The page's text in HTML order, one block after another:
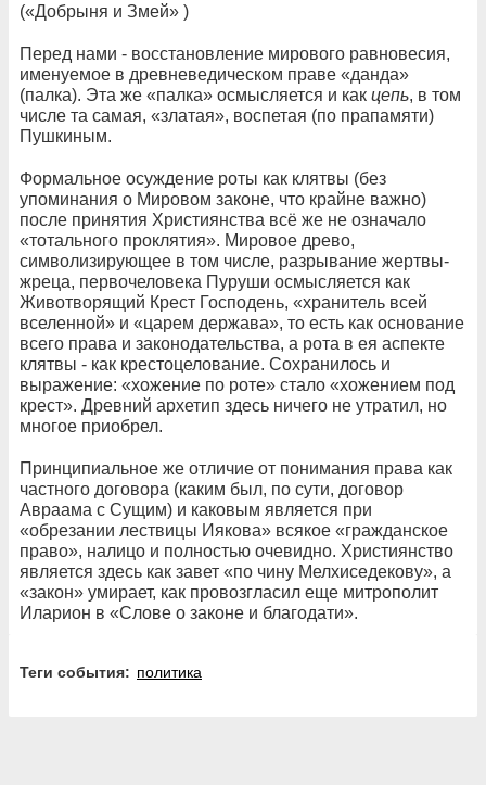
(«Добрыня и Змей» )
Перед нами - восстановление мирового равновесия,
именуемое в древневедическом праве «данда»
(палка). Эта же «палка» осмысляется и как цепь, в том
числе та самая, «златая», воспетая (по прапамяти)
Пушкиным.
Формальное осуждение роты как клятвы (без
упоминания о Мировом законе, что крайне важно)
после принятия Християнства всё же не означало
«тотального проклятия». Мировое древо,
символизирующее в том числе, разрывание жертвы-
жреца, первочеловека Пуруши осмысляется как
Животворящий Крест Господень, «хранитель всей
вселенной» и «царем держава», то есть как основание
всего права и законодательства, а рота в ея аспекте
клятвы - как крестоцелование. Сохранилось и
выражение: «хожение по роте» стало «хожением под
крест». Древний архетип здесь ничего не утратил, но
многое приобрел.
Принципиальное же отличие от понимания права как
частного договора (каким был, по сути, договор
Авраама с Сущим) и каковым является при
«обрезании лествицы Иякова» всякое «гражданское
право», налицо и полностью очевидно. Християнство
является здесь как завет «по чину Мелхиседекову», а
«закон» умирает, как провозгласил еще митрополит
Иларион в «Слове о законе и благодати».
Теги события: политика